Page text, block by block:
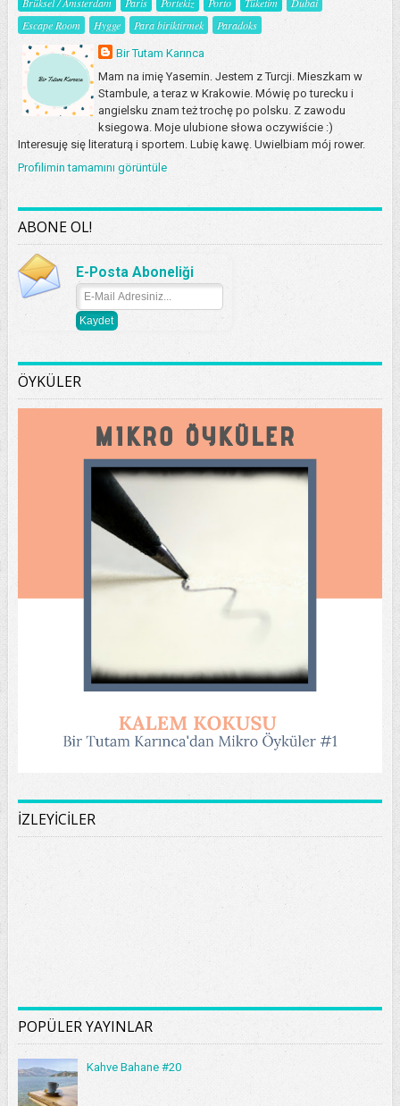
Brüksel / Amsterdam Paris Portekiz Porto Tüketim
Dubai
Escape Room
Hygge Para biriktirmek Paradoks
Bir Tutam Karınca
Mam na imię Yasemin. Jestem z Turcji. Mieszkam w
Stambule, a teraz w Krakowie. Mówię po turecku i
angielsku znam też trochę po polsku. Z zawodu
ksiegowa. Moje ulubione słowa oczywiście :)
Interesuję się literaturą i sportem. Lubię kawę. Uwielbiam mój rower.
Profilimin tamamını görüntüle
ABONE OL!
E-Posta Aboneliği
ÖYKÜLER
İZLEYİCİLER
POPÜLER YAYINLAR
Kahve Bahane #20